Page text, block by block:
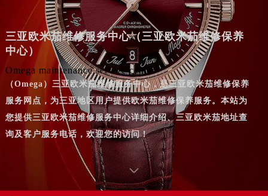
三亚欧米茄维修服务中心（三亚欧米茄维修保养
中心）
Omega maintenance service center
（Omega）三亚欧米茄维修服务中心，是三亚欧米茄维修保养
服务网点，为三亚地区用户提供欧米茄维修保养服务。本站为
您提供三亚欧米茄维修服务中心详细介绍、三亚欧米茄地址查
询及客户服务电话，欢迎您的访问！